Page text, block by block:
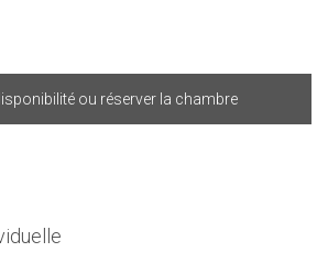
ou réserver la chambre